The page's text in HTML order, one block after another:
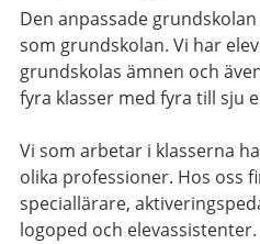
Den anpassade
som grundskolan. Vi har
grundskolas ämnen och
fyra klasser med fyra till sju
Vi som arbetar i klasserna
olika professioner. Hos oss
speciallärare,
logoped och elevassistenter.